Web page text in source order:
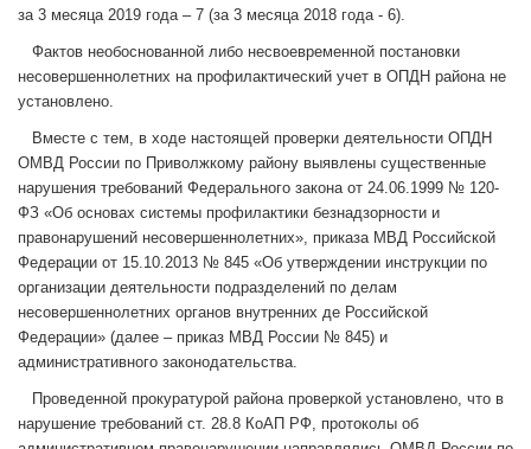
за 3 месяца 2019 года – 7 (за 3 месяца 2018 года - 6).
Фактов необоснованной либо несвоевременной постановки
несовершеннолетних на профилактический учет в ОПДН района не
установлено.
Вместе с тем, в ходе настоящей проверки деятельности ОПДН
ОМВД России по Приволжкому району выявлены существенные
нарушения требований Федерального закона от 24.06.1999 № 120-
ФЗ «Об основах системы профилактики безнадзорности и
правонарушений несовершеннолетних», приказа МВД Российской
Федерации от 15.10.2013 № 845 «Об утверждении инструкции по
организации деятельности подразделений по делам
несовершеннолетних органов внутренних де Российской
Федерации» (далее – приказ МВД России № 845) и
административного законодательства.
Проведенной прокуратурой района проверкой установлено, что в
нарушение требований ст. 28.8 КоАП РФ, протоколы об